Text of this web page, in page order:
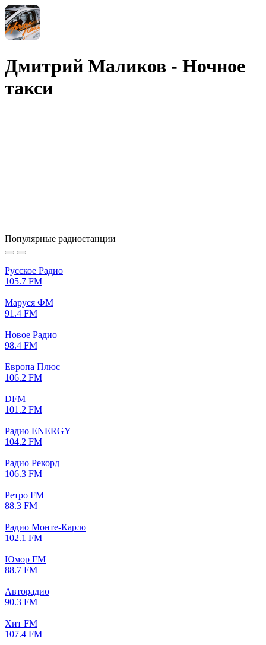
Дмитрий Маликов - Ночное
такси
Популярные радиостанции
Русское Радио
105.7 FM
Маруся ФМ
91.4 FM
Новое Радио
98.4 FM
Европа Плюс
106.2 FM
DFM
101.2 FM
Радио ENERGY
104.2 FM
Радио Рекорд
106.3 FM
Ретро FM
88.3 FM
Радио Монте-Карло
102.1 FM
Юмор FM
88.7 FM
Авторадио
90.3 FM
Хит FM
107.4 FM